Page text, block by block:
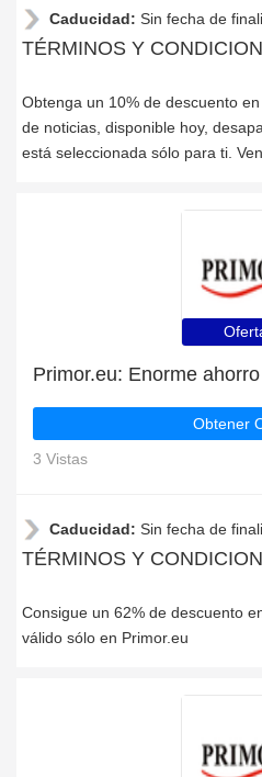
Caducidad: Sin fecha de
TÉRMINOS Y
Obtenga un 10% de descuento
de noticias, disponible hoy,
está seleccionada sólo para ti.
Obtener
3 Vistas
Caducidad: Sin fecha de
TÉRMINOS Y
Consigue un 62% de descuento
válido sólo en Primor.eu